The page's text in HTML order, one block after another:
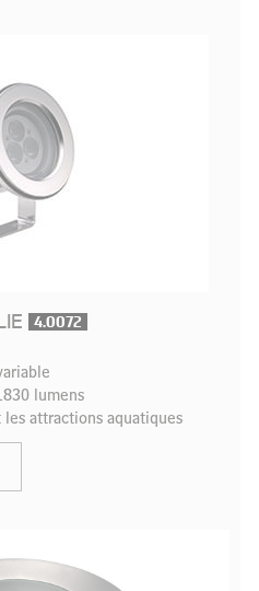
4.0072
lumens
attractions aquatiques